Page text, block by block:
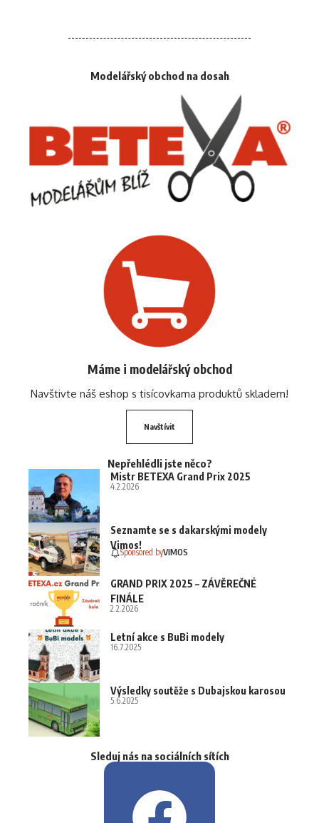
Modelářský obchod na dosah
Máme i modelářský obchod
Navštivte náš eshop s tisícovkama produktů skladem!
Navštívit
Nepřehlédli jste něco?
Mistr BETEXA Grand Prix 2025
4.2.2026
Seznamte se s dakarskými modely
Vimos!
Sponsored byVIMOS
GRAND PRIX 2025 – ZÁVĚREČNÉ
FINÁLE
2.2.2026
Letní akce s BuBi modely
16.7.2025
Výsledky soutěže s Dubajskou karosou
5.6.2025
Sleduj nás na sociálních sítích